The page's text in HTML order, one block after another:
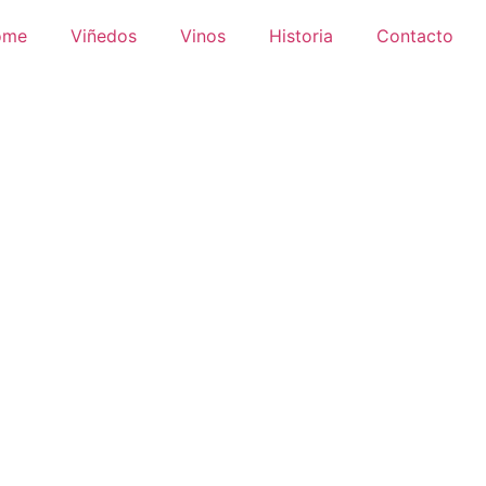
Viñedos Vinos Historia Contacto